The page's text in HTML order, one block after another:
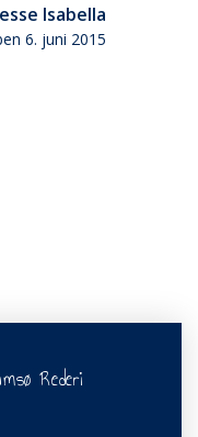
Isabella
6. juni 2015
Rederi